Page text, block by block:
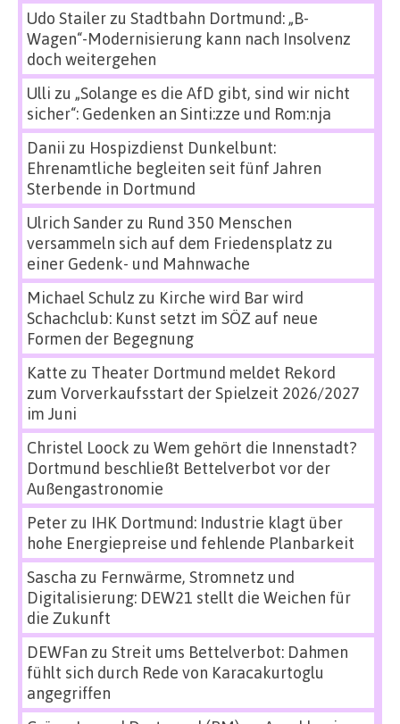
Udo Stailerzu Stadtbahn Dortmund: „B-
Wagen“-Modernisierung kann nach Insolvenz
doch weitergehen
Ulli zu „Solange es die AfD gibt, sind wir nicht
sicher“: Gedenken an Sinti:zze und Rom:nja
Danii zu Hospizdienst Dunkelbunt:
Ehrenamtliche begleiten seit fünf Jahren
Sterbende in Dortmund
Ulrich Sanderzu Rund 350 Menschen
versammeln sich auf dem Friedensplatz zu
einer Gedenk- und Mahnwache
Michael Schulz zu Kirche wird Bar wird
Schachclub: Kunst setzt im SÖZ auf neue
Formen der Begegnung
Katte zu Theater Dortmund meldet Rekord
zum Vorverkaufsstart der Spielzeit 2026/2027
im Juni
Christel Loock zu Wem gehört die Innenstadt?
Dortmund beschließt Bettelverbot vor der
Außengastronomie
Peterzu IHK Dortmund: Industrie klagt über
hohe Energiepreise und fehlende Planbarkeit
Sascha zu Fernwärme, Stromnetz und
Digitalisierung: DEW21 stellt die Weichen für
die Zukunft
DEWFan zu Streit ums Bettelverbot: Dahmen
fühlt sich durch Rede von Karacakurtoglu
angegriffen